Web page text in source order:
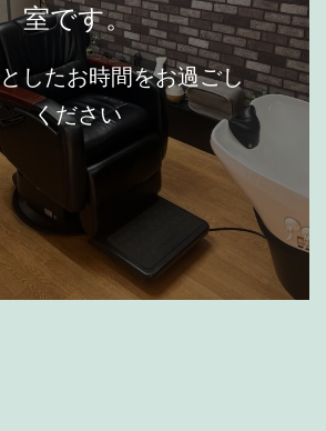
室です。
したお時間をお過ごし
ください